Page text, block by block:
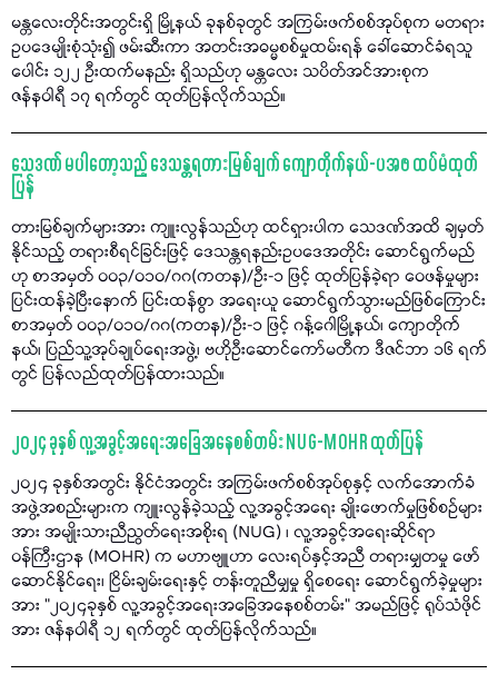
မန္တလေးတိုင်းအတွင်းရှိ မြို့နယ် ခုနစ်ခုတွင် အကြမ်းဖက်စစ်အုပ်စုက မတရား
ဥပဒေမျိုးစုံသုံး၍ ဖမ်းဆီးကာ အတင်းအဓမ္မစစ်မှုထမ်းရန် ခေါ်ဆောင်ခံရသူ
ပေါင်း ၁၂၂ ဦးထက်မနည်း ရှိသည်ဟု မန္တလေး သပိတ်အင်အားစုက
ဇန်နဝါရီ ၁၇ ရက်တွင် ထုတ်ပြန်လိုက်သည်။
သေဒဏ် မပါတော့သည့် ဒေသန္တရတားမြစ်ချက် ကျောတိုက်နယ်-ပအဖ ထပ်မံထုတ်
ပြန်
တားမြစ်ချက်များအား ကျူးလွန်သည်ဟု ထင်ရှားပါက သေဒဏ်အထိ ချမှတ်
နိုင်သည့် တရားစီရင်ခြင်းဖြင့် ဒေသန္တရနည်းဥပဒေအတိုင်း ဆောင်ရွက်မည်
ဟု စာအမှတ် ၀၀၃/၀၁၀/ဂဂ(ကတန)/ဦး-၁ ဖြင့် ထုတ်ပြန်ခဲ့ရာ ဝေဖန်မှုများ
ပြင်းထန်ခဲ့ပြီးနောက် ပြင်းထန်စွာ အရေးယူ ဆောင်ရွက်သွားမည်ဖြစ်ကြောင်း
စာအမှတ် ၀၀၃/၀၁၀/ဂဂ(ကတန)/ဦး-၁ ဖြင့် ဂန့်ဂေါမြို့နယ်၊ ကျောတိုက်
နယ်၊ ပြည်သူ့အုပ်ချုပ်ရေးအဖွဲ့၊ ဗဟိုဦးဆောင်ကော်မတီက ဒီဇင်ဘာ ၁၆ ရက်
တွင် ပြန်လည်ထုတ်ပြန်ထားသည်။
၂၀၂၄ ခုနှစ် လူ့အခွင့်အရေးအခြေအနေစစ်တမ်း NUG-MOHR ထုတ်ပြန်
၂၀၂၄ ခုနှစ်အတွင်း နိုင်ငံအတွင်း အကြမ်းဖက်စစ်အုပ်စုနှင့် လက်အောက်ခံ
အဖွဲ့အစည်းများက ကျူးလွန်ခဲ့သည့် လူ့အခွင့်အရေး ချိုးဖောက်မှုဖြစ်စဉ်များ
အား အမျိုးသားညီညွတ်ရေးအစိုးရ (NUG) ၊ လူ့အခွင့်အရေးဆိုင်ရာ
ဝန်ကြီးဌာန (MOHR) က မဟာဗျူဟာ လေးရပ်နှင့်အညီ တရားမျှတမှု ဖော်
ဆောင်နိုင်ရေး၊ ငြိမ်းချမ်းရေးနှင့် တန်းတူညီမျှမှု ရှိစေရေး ဆောင်ရွက်ခဲ့မှုများ
အား "၂၀၂၄ခုနှစ် လူ့အခွင့်အရေးအခြေအနေစစ်တမ်း" အမည်ဖြင့် ရုပ်သံဖိုင်
အား ဇန်နဝါရီ ၁၂ ရက်တွင် ထုတ်ပြန်လိုက်သည်။